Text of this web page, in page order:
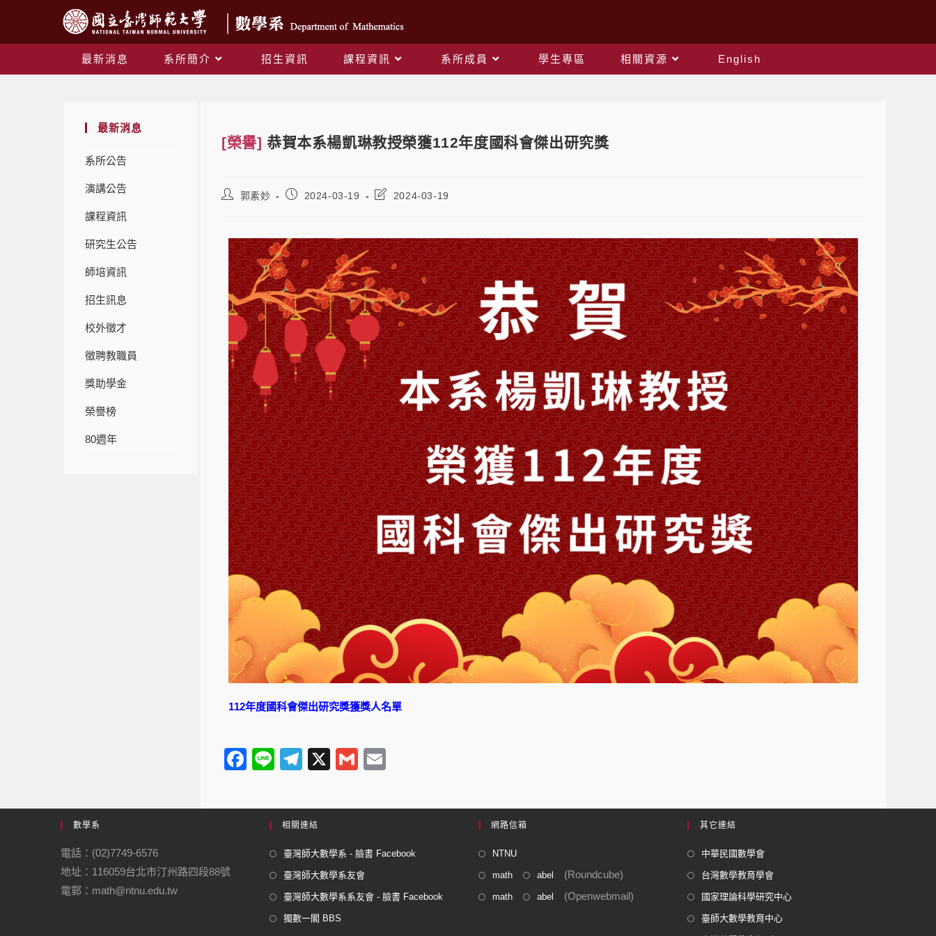
最新消息 系所簡介 招生資訊 課程資訊 系所成員 學生專區 相關資源
English
最新消息
系所公告
演講公告
課程資訊
研究生公告
師培資訊
招生訊息
校外徵才
徵聘教職員
獎助學金
榮譽榜
80週年
[榮譽] 恭賀本系楊凱琳教授榮獲112年度國科會傑出研究獎
郭素妙 2024-03-19 2024-03-19
112年度國科會傑出研究獎獲獎人名單
F
c
Li
e
T
e
gr
a
m
X
G
ail ail
數學系
電話：(02)7749-6576
地址：116059台北市汀州路四段88號
電郵：math@ntnu.edu.tw
相關連結
臺灣師大數學系 - 臉書 Facebook
臺灣師大數學系友會
臺灣師大數學系系友會 - 臉書 Facebook
獨數一閣 BBS
網路信箱
NTNU
math abel (Roundcube)
math abel (Openwebmail)
其它連結
中華民國數學會
台灣數學教育學會
國家理論科學研究中心
臺師大數學教育中心